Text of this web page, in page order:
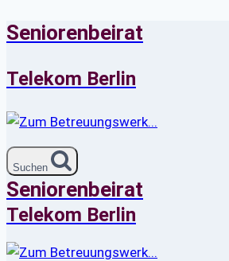
Zum
springen
Seniorenbeirat
Telekom Berlin
Suchen
Seniorenbeirat
Telekom Berlin